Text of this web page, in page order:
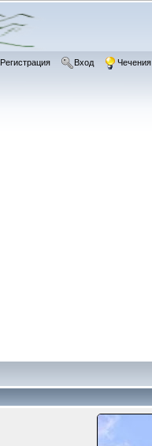
Регистрация Вход Чечения